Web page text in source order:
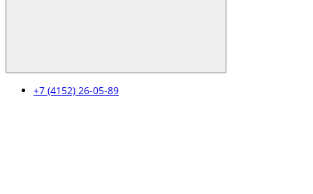
+7 (4152) 26-05-89